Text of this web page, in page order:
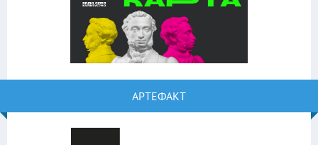
АРТЕФАКТ